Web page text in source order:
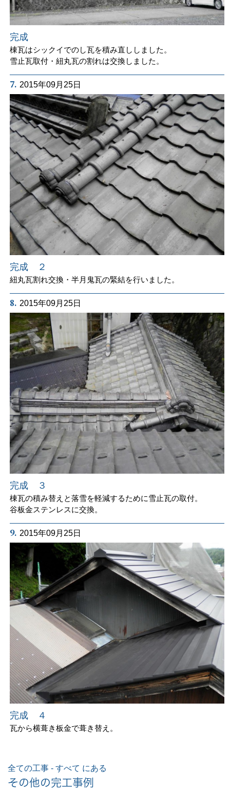
完成
棟瓦はシックイでのし瓦を積み直ししました。
雪止瓦取付・紐丸瓦の割れは交換しました。
7. 2015年09月25日
完成 ２
紐丸瓦割れ交換・半月鬼瓦の緊結を行いました。
8. 2015年09月25日
完成 ３
棟瓦の積み替えと落雪を軽減するために雪止瓦の取付。
谷板金ステンレスに交換。
9. 2015年09月25日
完成 ４
瓦から横葺き板金で葺き替え。
全ての工事 - すべて にある
その他の完工事例